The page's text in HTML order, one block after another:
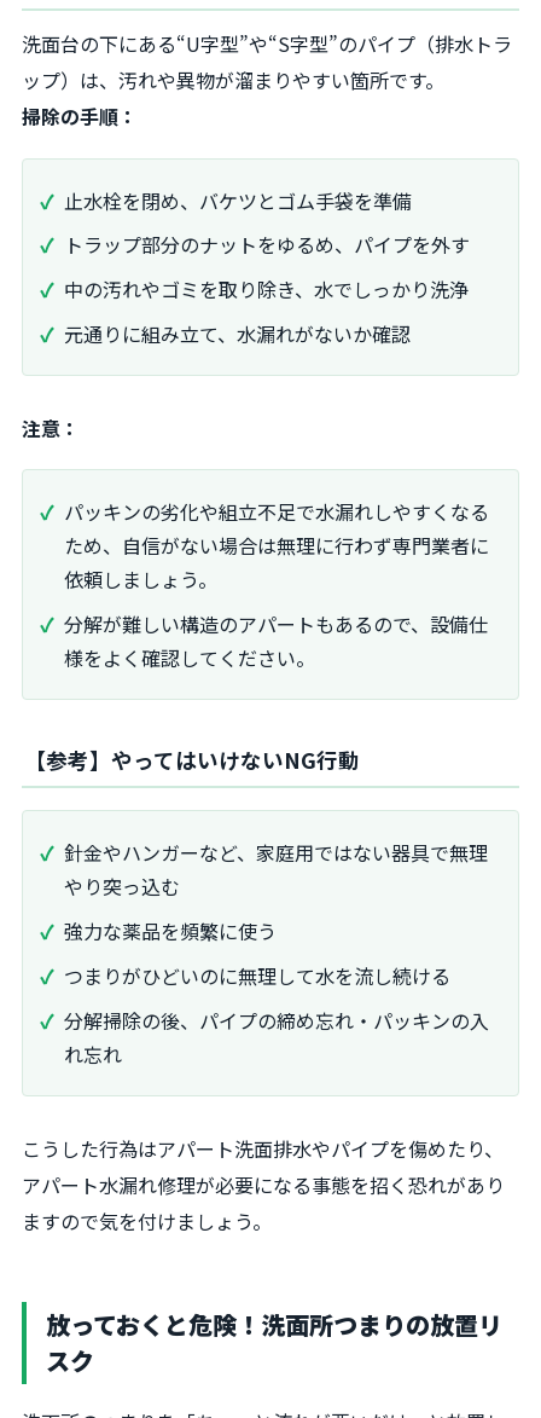
洗面台の下にある“U字型”や“S字型”のパイプ（排水トラ
ップ）は、汚れや異物が溜まりやすい箇所です。
掃除の手順：
止水栓を閉め、バケツとゴム手袋を準備
トラップ部分のナットをゆるめ、パイプを外す
中の汚れやゴミを取り除き、水でしっかり洗浄
元通りに組み立て、水漏れがないか確認
注意：
パッキンの劣化や組立不足で水漏れしやすくなる
ため、自信がない場合は無理に行わず専門業者に
依頼しましょう。
分解が難しい構造のアパートもあるので、設備仕
様をよく確認してください。
【参考】やってはいけないNG行動
針金やハンガーなど、家庭用ではない器具で無理
やり突っ込む
強力な薬品を頻繁に使う
つまりがひどいのに無理して水を流し続ける
分解掃除の後、パイプの締め忘れ・パッキンの入
れ忘れ
こうした行為はアパート洗面排水やパイプを傷めたり、
アパート水漏れ修理が必要になる事態を招く恐れがあり
ますので気を付けましょう。
放っておくと危険！洗面所つまりの放置リ
スク